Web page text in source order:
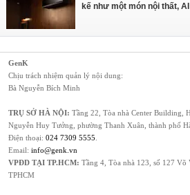
kế như một món nội thất,
GenK
Chịu trách nhiệm quản lý nội dung:
Bà Nguyễn Bích Minh
TRỤ SỞ HÀ NỘI: Tầng 22, Tòa nhà Center Building,
Nguyễn Huy Tưởng, phường Thanh Xuân, thành phố
Điện thoại: 024 7309 5555
Email: info@genk.vn
VPĐD TẠI TP.HCM: Tầng 4, Tòa nhà 123, số 127 Võ
TPHCM